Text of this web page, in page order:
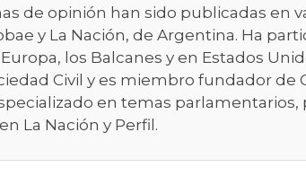
de opinión han sido publicadas
y La Nación, de Argentina. Ha
los Balcanes y en Estados
Civil y es miembro fundador de
en temas
La Nación y Perfil.